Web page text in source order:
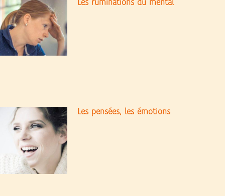
Les ruminations du mental
Les pensées, les émotions